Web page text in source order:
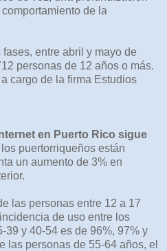
de la
entre abril y mayo de
personas de 12 años o más.
cargo de la firma Estudios
en Puerto Rico sigue
puertorriqueños están
un aumento de 3% en
las personas entre 12 a 17
de uso entre los
39 y 40-54 es de 96%, 97% y
las personas de 55-64 años, el